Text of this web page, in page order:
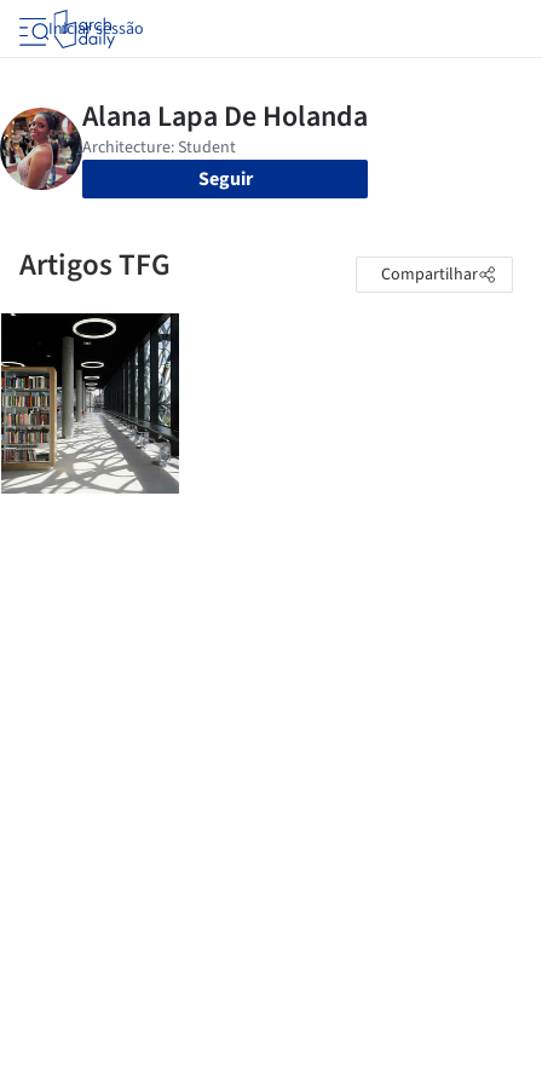
Iniciar sessão
Seguir
Artigos TFG Compartilhar